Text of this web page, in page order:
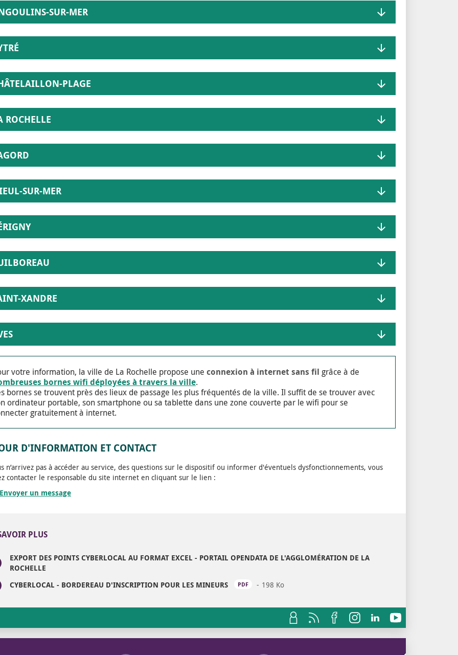
SUR-MER
PLAGE
ROCHELLE
SUR-MER
XANDRE
votre information, la ville de La Rochelle propose une connexion à internet sans fil grâce à de
bornes wifi déployées à travers la ville.
bornes se trouvent près des lieux de passage les plus fréquentés de la ville. Il suffit de se trouver avec
ordinateur portable, son smartphone ou sa tablette dans une zone couverte par le wifi pour se
gratuitement à internet.
D'INFORMATION ET CONTACT
n’arrivez pas à accéder au service, des questions sur le dispositif ou informer d'éventuels dysfonctionnements, vous
contacter le responsable du site internet en cliquant sur le lien :
Envoyer un message
PLUS
EXPORT DES POINTS CYBERLOCAL AU FORMAT EXCEL - PORTAIL OPENDATA DE L'AGGLOMÉRATION DE LA
ROCHELLE
CYBERLOCAL - BORDEREAU D'INSCRIPTION POUR LES MINEURS
PDF 198 Ko